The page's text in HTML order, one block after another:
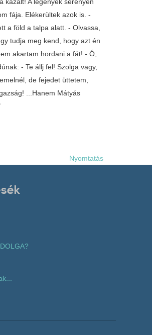
fája. Elékerültek azok is. -
a föld a talpa alatt. - Olvassa,
tudja meg kend, hogy azt én
akartam hordani a fát! - Ó,
- Te állj fel! Szolga vagy,
de fejedet üttetem,
...Hanem Mátyás
Nyomtatás